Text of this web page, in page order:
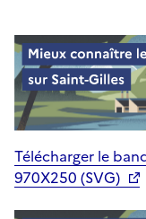
Télécharger le
970X250 (SVG)